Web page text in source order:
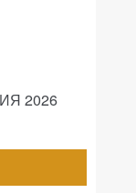
2026